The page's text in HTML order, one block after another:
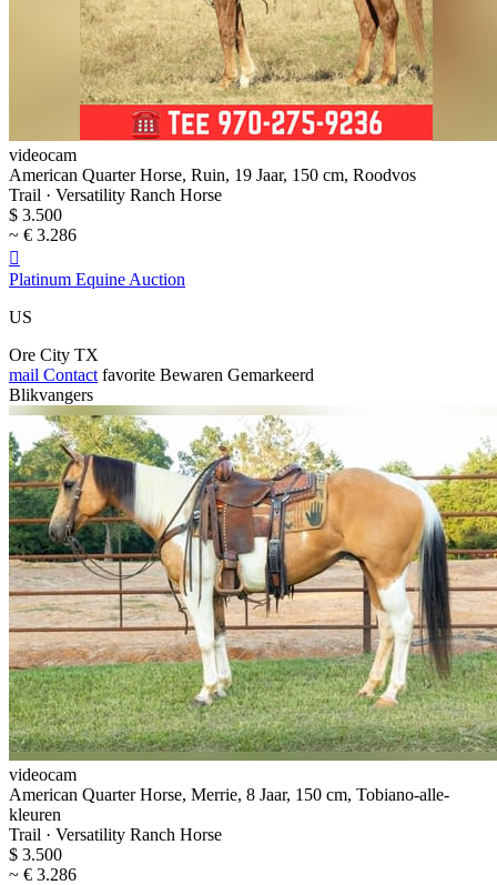
videocam
American Quarter Horse, Ruin, 19 Jaar, 150 cm, Roodvos
Trail · Versatility Ranch Horse
$ 3.500
~ € 3.286

Platinum Equine Auction
US
Ore City TX
mail Contact favorite Bewaren Gemarkeerd
Blikvangers
videocam
American Quarter Horse, Merrie, 8 Jaar, 150 cm, Tobiano-alle-
kleuren
Trail · Versatility Ranch Horse
$ 3.500
~ € 3.286